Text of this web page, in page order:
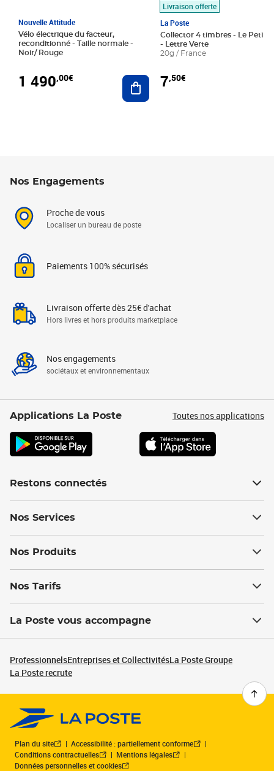
Nouvelle Attitude
Vélo électrique du facteur,
reconditionné - Taille normale -
Noir/ Rouge
1 490,00€ Ajouter au panier
Livraison offerte
La Poste
Collector 4 timbres - Le Petit
- Lettre Verte
20g / France
7,50€
Nos Engagements
Proche de vous
Localiser un bureau de poste
Paiements 100% sécurisés
Livraison offerte dès 25€ d'achat
Hors livres et hors produits marketplace
Nos engagements
sociétaux et environnementaux
Applications La Poste Toutes nos applications
Restons connectés
Nos Services
Nos Produits
Nos Tarifs
La Poste vous accompagne
ProfessionnelsEntreprises et CollectivitésLa Poste Groupe
La Poste recrute
Plan du site
Accessibilité : partiellement conforme
Conditions contractuelles
Mentions légales
Données personnelles et cookies